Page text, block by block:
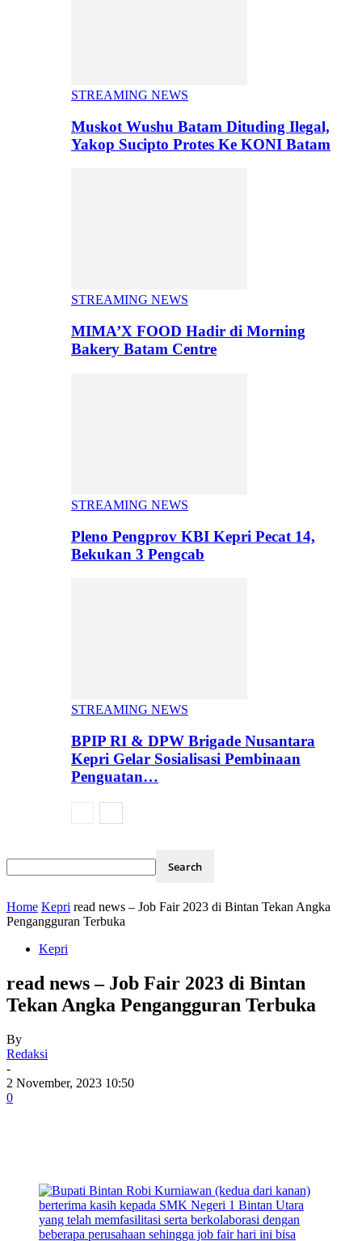
STREAMING NEWS
Muskot Wushu Batam Dituding Ilegal,
Yakop Sucipto Protes Ke KONI Batam
STREAMING NEWS
MIMA’X FOOD Hadir di Morning
Bakery Batam Centre
STREAMING NEWS
Pleno Pengprov KBI Kepri Pecat 14,
Bekukan 3 Pengcab
STREAMING NEWS
BPIP RI & DPW Brigade Nusantara
Kepri Gelar Sosialisasi Pembinaan
Penguatan…
Home Kepri read news – Job Fair 2023 di Bintan Tekan Angka
Pengangguran Terbuka
Kepri
read news – Job Fair 2023 di Bintan
Tekan Angka Pengangguran Terbuka
By
Redaksi
-
2 November, 2023 10:50
0